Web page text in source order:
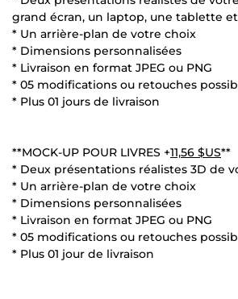
grand écran, un laptop, une tablette
* Un arrière-plan de votre choix
* Dimensions personnalisées
* Livraison en format JPEG ou PNG
* 05 modifications ou retouches
* Plus 01 jours de livraison
**MOCK-UP POUR LIVRES +11,56 $US**
* Deux présentations réalistes 3D de
* Un arrière-plan de votre choix
* Dimensions personnalisées
* Livraison en format JPEG ou PNG
* 05 modifications ou retouches
* Plus 01 jour de livraison